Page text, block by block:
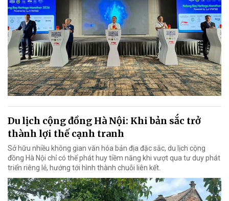
Du lịch cộng đồng Hà Nội: Khi bản sắc trở
thành lợi thế cạnh tranh
Sở hữu nhiều không gian văn hóa bản địa đặc sắc, du lịch cộng
đồng Hà Nội chỉ có thể phát huy tiềm năng khi vượt qua tư duy phát
triển riêng lẻ, hướng tới hình thành chuỗi liên kết.